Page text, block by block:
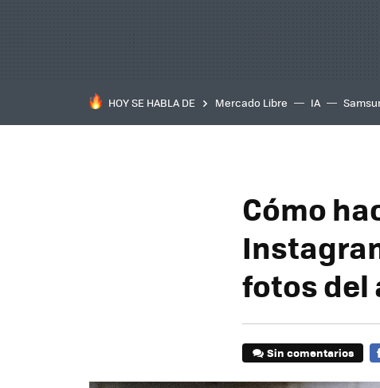
HOY SE HABLA DE Mercado Libre IA
Cómo
fotos del
Sin comentarios